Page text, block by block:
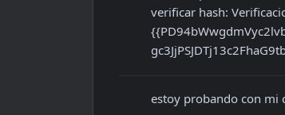
verificar hash:
estoy probando con mi